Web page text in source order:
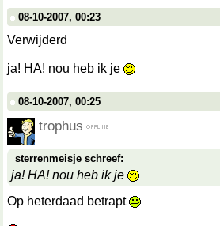
08-10-2007, 00:23
Verwijderd
ja! HA! nou heb ik je
08-10-2007, 00:25
trophus
sterrenmeisje schreef:
ja! HA! nou heb ik je
Op heterdaad betrapt